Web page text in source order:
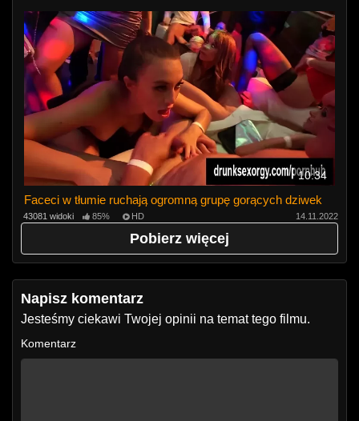
10:34
Faceci w tłumie ruchają ogromną grupę gorących dziwek
43081 widoki 85% HD 14.11.2022
Pobierz więcej
Napisz komentarz
Jesteśmy ciekawi Twojej opinii na temat tego filmu.
Komentarz